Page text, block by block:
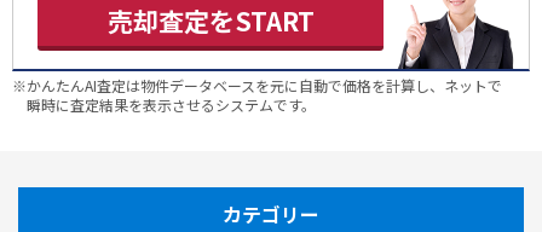
売却査定をSTART
※かんたんAI査定は物件データベースを元に自動で価格を計算し、ネットで
瞬時に査定結果を表示させるシステムです。
カテゴリー